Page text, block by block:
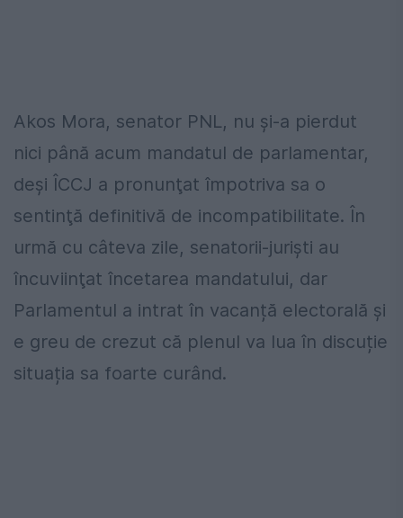
Akos Mora, senator PNL, nu şi-a pierdut
nici până acum mandatul de parlamentar,
deşi ÎCCJ a pronunţat împotriva sa o
sentinţă definitivă de incompatibilitate. În
urmă cu câteva zile, senatorii-jurişti au
încuviinţat încetarea mandatului, dar
Parlamentul a intrat în vacanță electorală și
e greu de crezut că plenul va lua în discuție
situația sa foarte curând.